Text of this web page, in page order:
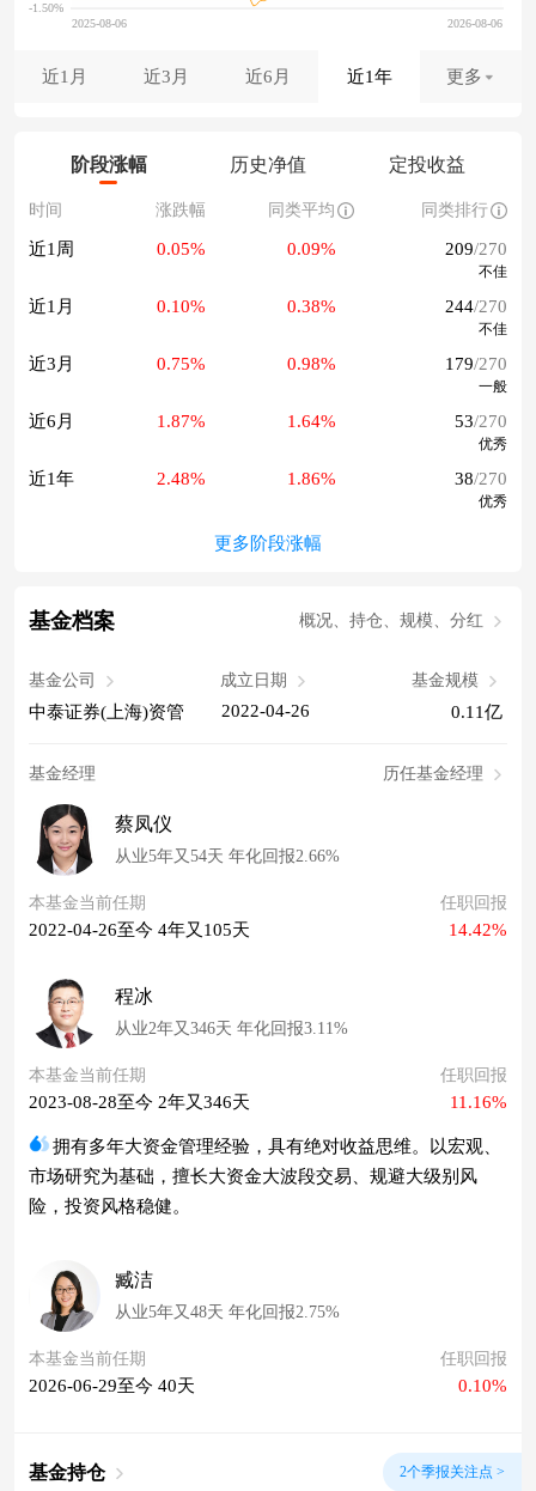
近1月 近3月 近6月 近1年 更多
阶段涨幅 历史净值 定投收益
时间 涨跌幅 同类平均 同类排行
近1周 0.05% 0.09% 209/270
不佳
近1月 0.10% 0.38% 244/270
不佳
近3月 0.75% 0.98% 179/270
一般
近6月 1.87% 1.64% 53/270
优秀
近1年 2.48% 1.86% 38/270
优秀
更多阶段涨幅
基金档案 概况、持仓、规模、分红
基金公司
中泰证券(上海)资管
成立日期
2022-04-26
基金规模
0.11亿
基金经理 历任基金经理
蔡凤仪
从业5年又54天 年化回报2.66%
本基金当前任期
2022-04-26至今 4年又105天
任职回报
14.42%
程冰
从业2年又346天 年化回报3.11%
本基金当前任期
2023-08-28至今 2年又346天
任职回报
11.16%
拥有多年大资金管理经验，具有绝对收益思维。以宏观、
市场研究为基础，擅长大资金大波段交易、规避大级别风
险，投资风格稳健。
臧洁
从业5年又48天 年化回报2.75%
本基金当前任期
2026-06-29至今 40天
任职回报
0.10%
基金持仓 2个季报关注点 >